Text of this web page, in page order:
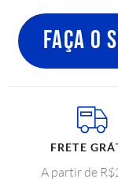
FAÇA O
FRETE
A partir de